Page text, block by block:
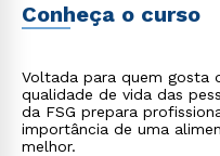
Conheça o curso
Voltada para quem gosta
qualidade de vida das
da FSG prepara
importância de uma
melhor.